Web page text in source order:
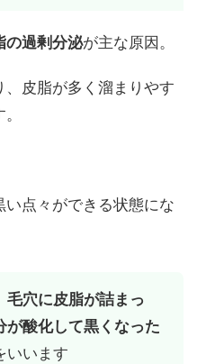
の過剰分泌が主な原因。
皮脂が多く溜まりやす
点々ができる状態にな
毛穴に皮脂が詰まっ
が酸化して黒くなった
いいます